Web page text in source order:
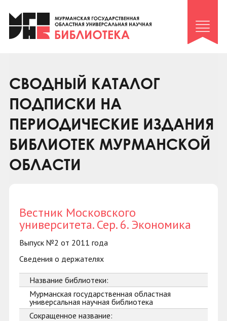
Клуб «Гиря и сельдерей»
Клуб «Семейный архив»
Коллегам
Контакты
СВОДНЫЙ КАТАЛОГ
ПОДПИСКИ НА
ПЕРИОДИЧЕСКИЕ ИЗДАНИЯ
БИБЛИОТЕК МУРМАНСКОЙ
ОБЛАСТИ
Вестник Московского
университета. Сер. 6. Экономика
Выпуск №2 от 2011 года
Сведения о держателях
Название библиотеки:
Мурманская государственная областная
универсальная научная библиотека
Сокращенное название: